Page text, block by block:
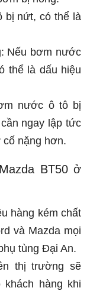
bị nứt, có thể là
Nếu bơm nước
thể là dấu hiệu
nước ô tô bị
ngay lập tức
cố nặng hơn.
BT50 ở
hàng kém chất
và Mazda mọi
tùng Đại An.
thị trường sẽ
hàng khi